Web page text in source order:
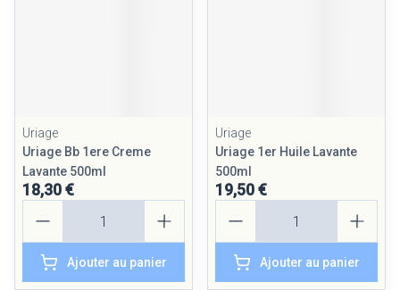
Uriage
Uriage Bb 1ere Creme
Lavante 500ml
18,30 €
Ajouter au panier
Uriage
Uriage 1er Huile Lavante
500ml
19,50 €
Ajouter au panier